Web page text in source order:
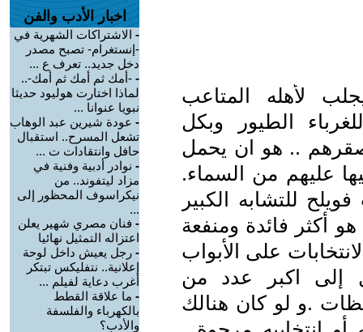
لأهله المتاعب
الطيور وبكل
.. هو ان يحمل
عليهم من السماء.
للتشابه الكبير
أكثر فائدة ومنفعة
على الأبواب
إلى اكبر عدد من
.و لو كان هنالك
اخبار الأدب والفن
- الاشتراكات الشهرية في
-إنستغرام- تصبح مصدر
دخل جديد.. تعرف ع ...
- -أمك ثم أمك ثم أمك-..
لماذا اختارت هوليود حديثا
نبويا عنوانا ...
- عودة شيرين عبد الوهاب
تشعل المسرح.. استقبال
حافل وانتقادات ت ...
- نوادر أدبية وفنية في
مزاد ليتفوند.. من
نيكراسوف المحظور إلى
...
- فنان مصري شهير يعلن
اعتزاله التمثيل نهائيا
- رجل يعيش داخل لوحة
إعلانية.. نتفليكس تبتكر
أغرب دعاية لفيلم ...
- ما علاقة القطط
بالكهرباء والفلسفة
والأدب؟